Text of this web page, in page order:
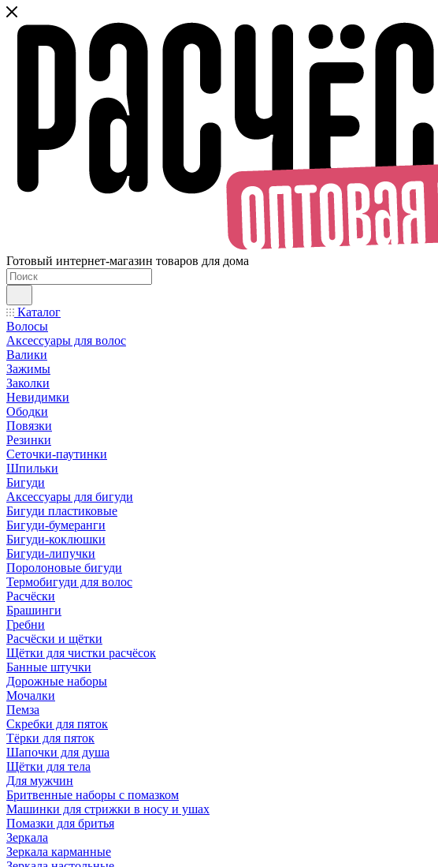
Готовый интернет-магазин товаров для дома
Каталог
Волосы
Аксессуары для волос
Валики
Зажимы
Заколки
Невидимки
Ободки
Повязки
Резинки
Сеточки-паутинки
Шпильки
Бигуди
Аксессуары для бигуди
Бигуди пластиковые
Бигуди-бумеранги
Бигуди-коклюшки
Бигуди-липучки
Поролоновые бигуди
Термобигуди для волос
Расчёски
Брашинги
Гребни
Расчёски и щётки
Щётки для чистки расчёсок
Банные штучки
Дорожные наборы
Мочалки
Пемза
Скребки для пяток
Тёрки для пяток
Шапочки для душа
Щётки для тела
Для мужчин
Бритвенные наборы с помазком
Машинки для стрижки в носу и ушах
Помазки для бритья
Зеркала
Зеркала карманные